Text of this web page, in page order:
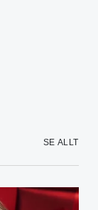
SE ALLT